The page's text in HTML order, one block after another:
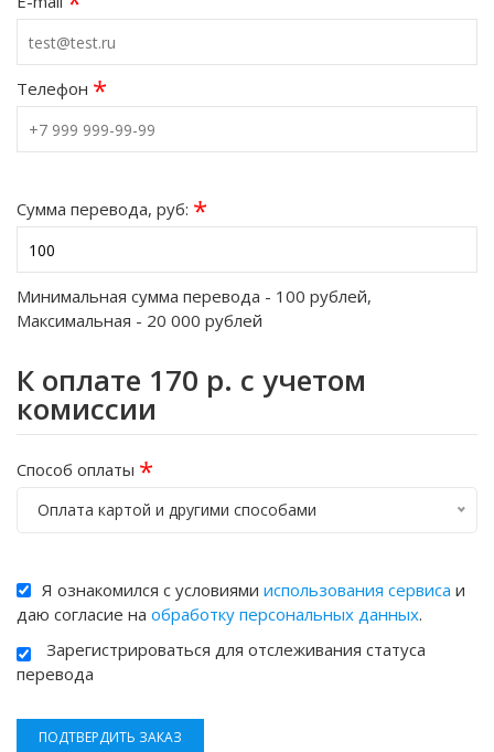
Телефон *
Сумма перевода, руб: *
Минимальная сумма перевода - 100 рублей,
Максимальная - 20 000 рублей
К оплате 170 р. с учетом
комиссии
Способ оплаты *
Оплата картой и другими способами
Я ознакомился с условиями использования сервиса и
даю согласие на обработку персональных данных.
Зарегистрироваться для отслеживания статуса
перевода
ПОДТВЕРДИТЬ ЗАКАЗ